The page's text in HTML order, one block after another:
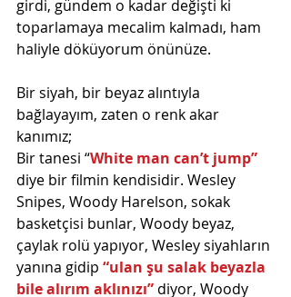
girdi, gündem o kadar değişti ki
toparlamaya mecalim kalmadı, ham
haliyle döküyorum önünüze.
Bir siyah, bir beyaz alıntıyla
bağlayayım, zaten o renk akar
kanımız;
Bir tanesi “White man can’t jump”
diye bir filmin kendisidir. Wesley
Snipes, Woody Harelson, sokak
basketçisi bunlar, Woody beyaz,
çaylak rolü yapıyor, Wesley siyahların
yanına gidip “ulan şu salak beyazla
bile alırım aklınızı” diyor, Woody